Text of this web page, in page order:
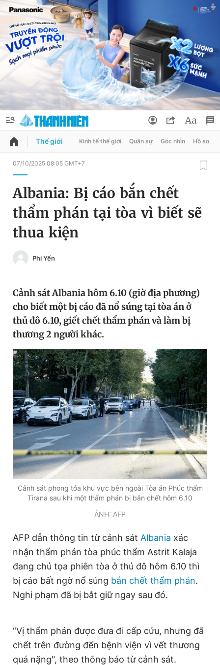
QUẢNG CÁO
Chuyên mục
Chuyên mục khác
Chào ngày mới
Video Magazine
Sản phẩm khác
Tiện ích Bạn cần biết
Thông tin tòa soạn Liên hệ quảng cáo
Đọc Thanh Niên trên điện thoại
Theo dõi báo trên
Hotline
0906 645 777
Liên hệ quảng cáo
Đặt báo Quảng cáo RSS Tòa soạn
Phó tổng biên tập thường trực: Hải Thành
Phó tổng biên tập: Lâm Hiếu Dũng
Phó tổng biên tập: Trần Việt Hưng
Tổng thư ký tòa soạn: Đức Trung
Đổi mật khẩu
Tin đã lưu
Tin đã xem
Thế giới Kinh tế thế giới Quân sự Góc nhìn Hồ sơ
07/10/2025 08:05 GMT+7
Albania: Bị cáo bắn chết
thẩm phán tại tòa vì biết sẽ
thua kiện
Phi Yến
Cảnh sát Albania hôm 6.10 (giờ địa phương)
cho biết một bị cáo đã nổ súng tại tòa án ở
thủ đô 6.10, giết chết thẩm phán và làm bị
thương 2 người khác.
Cảnh sát phong tỏa khu vực bên ngoài Tòa án Phúc thẩm
Tirana sau khi một thẩm phán bị bắn chết hôm 6.10
ẢNH: AFP
AFP dẫn thông tin từ cảnh sát Albania xác
nhận thẩm phán tòa phúc thẩm Astrit Kalaja
đang chủ tọa phiên tòa ở thủ đô hôm 6.10 thì
bị cáo bất ngờ nổ súng bắn chết thẩm phán.
Nghi phạm đã bị bắt giữ ngay sau đó.
“Vị thẩm phán được đưa đi cấp cứu, nhưng đã
chết trên đường đến bệnh viện vì vết thương
quá nặng", theo thông báo từ cảnh sát.